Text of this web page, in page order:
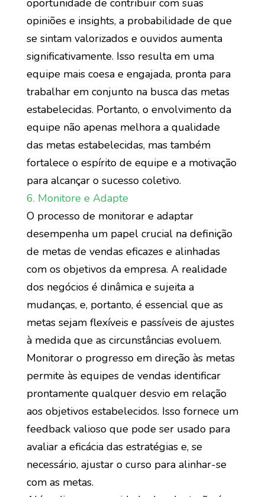
oportunidade de contribuir com suas
opiniões e insights, a probabilidade de que
se sintam valorizados e ouvidos aumenta
significativamente. Isso resulta em uma
equipe mais coesa e engajada, pronta para
trabalhar em conjunto na busca das metas
estabelecidas. Portanto, o envolvimento da
equipe não apenas melhora a qualidade
das metas estabelecidas, mas também
fortalece o espírito de equipe e a motivação
para alcançar o sucesso coletivo.
6. Monitore e Adapte
O processo de monitorar e adaptar
desempenha um papel crucial na definição
de metas de vendas eficazes e alinhadas
com os objetivos da empresa. A realidade
dos negócios é dinâmica e sujeita a
mudanças, e, portanto, é essencial que as
metas sejam flexíveis e passíveis de ajustes
à medida que as circunstâncias evoluem.
Monitorar o progresso em direção às metas
permite às equipes de vendas identificar
prontamente qualquer desvio em relação
aos objetivos estabelecidos. Isso fornece um
feedback valioso que pode ser usado para
avaliar a eficácia das estratégias e, se
necessário, ajustar o curso para alinhar-se
com as metas.